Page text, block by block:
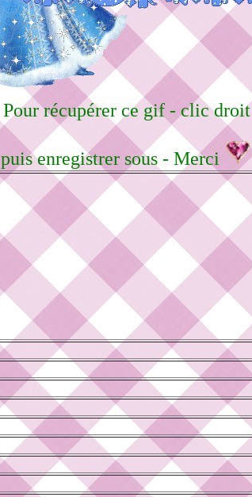
Pour récupérer ce gif - clic droit
puis enregistrer sous - Merci